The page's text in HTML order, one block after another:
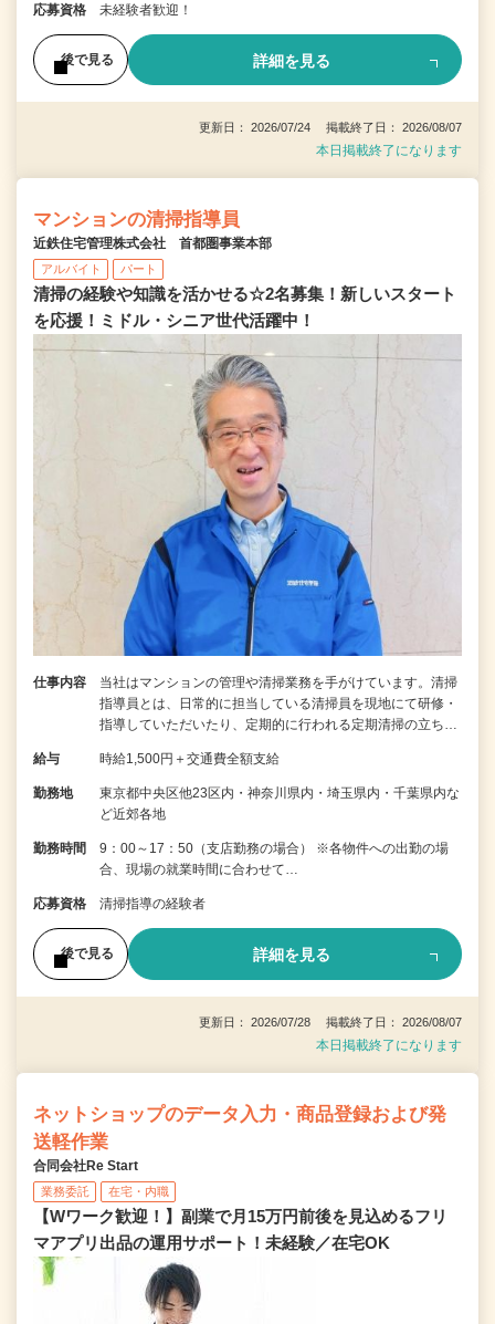
応募資格 未経験者歓迎！
後で見る 詳細を見る
更新日： 2026/07/24 掲載終了日： 2026/08/07
本日掲載終了になります
マンションの清掃指導員
近鉄住宅管理株式会社 首都圏事業本部
アルバイト パート
清掃の経験や知識を活かせる☆2名募集！新しいスタート
を応援！ミドル・シニア世代活躍中！
仕事内容
当社はマンションの管理や清掃業務を手がけています。清掃
指導員とは、日常的に担当している清掃員を現地にて研修・
指導していただいたり、定期的に行われる定期清掃の立ち…
給与 時給1,500円＋交通費全額支給
勤務地
東京都中央区他23区内・神奈川県内・埼玉県内・千葉県内な
ど近郊各地
勤務時間
9：00～17：50（支店勤務の場合） ※各物件への出勤の場
合、現場の就業時間に合わせて…
応募資格 清掃指導の経験者
後で見る 詳細を見る
更新日： 2026/07/28 掲載終了日： 2026/08/07
本日掲載終了になります
ネットショップのデータ入力・商品登録および発
送軽作業
合同会社Re Start
業務委託 在宅・内職
【Wワーク歓迎！】副業で月15万円前後を見込めるフリ
マアプリ出品の運用サポート！未経験／在宅OK